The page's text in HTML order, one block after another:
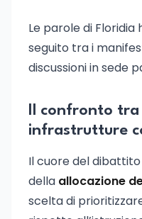
Le parole di
seguito tra i
discussioni in sede
Il confronto
infrastrutture
Il cuore del
della allocazione
scelta di